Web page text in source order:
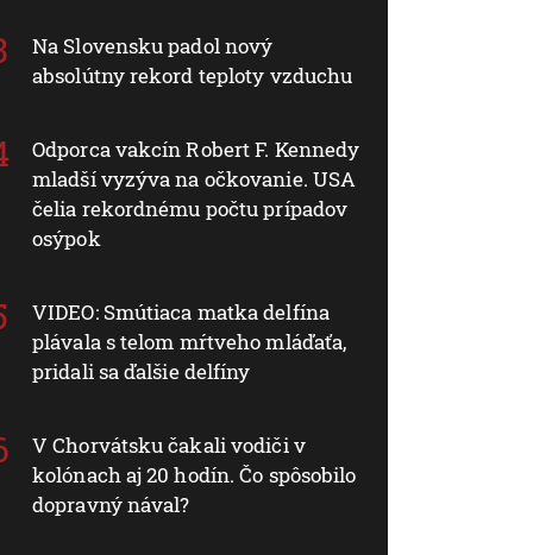
Na Slovensku padol nový
absolútny rekord teploty vzduchu
Odporca vakcín Robert F. Kennedy
mladší vyzýva na očkovanie. USA
čelia rekordnému počtu prípadov
osýpok
VIDEO: Smútiaca matka delfína
plávala s telom mŕtveho mláďaťa,
pridali sa ďalšie delfíny
V Chorvátsku čakali vodiči v
kolónach aj 20 hodín. Čo spôsobilo
dopravný nával?